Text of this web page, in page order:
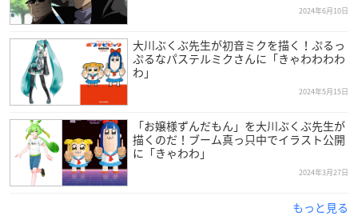
2024年6月10日
大川ぶくぶ先生が初音ミクを描く！ぷるっ
ぷるなパステルミクさんに「きゃわわわわ
わ」
2024年5月15日
「お嬢様ずんだもん」を大川ぶくぶ先生が
描くのだ！ブーム真っ只中でイラスト公開
に「きゃわわ」
2024年3月27日
もっと見る